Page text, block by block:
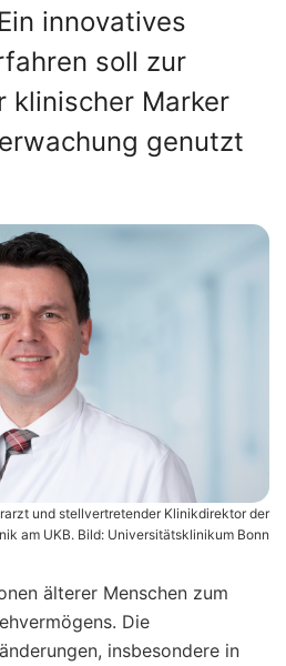
innovatives
soll zur
klinischer Marker
genutzt
und stellvertretender Klinikdirektor der
am UKB. Bild: Universitätsklinikum Bonn
älterer Menschen zum
Die
insbesondere in